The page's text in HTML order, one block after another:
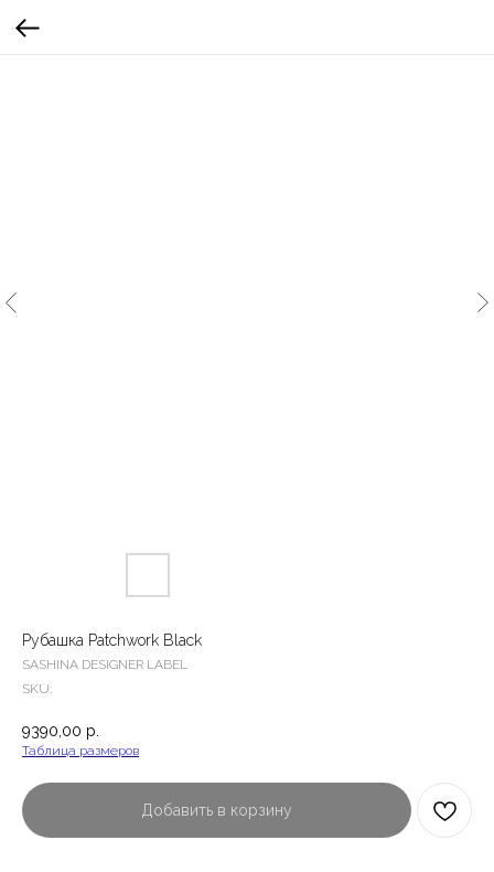
Рубашка Patchwork Black
SASHINA DESIGNER LABEL
SKU:
9390,00 р.
Таблица размеров
Добавить в корзину